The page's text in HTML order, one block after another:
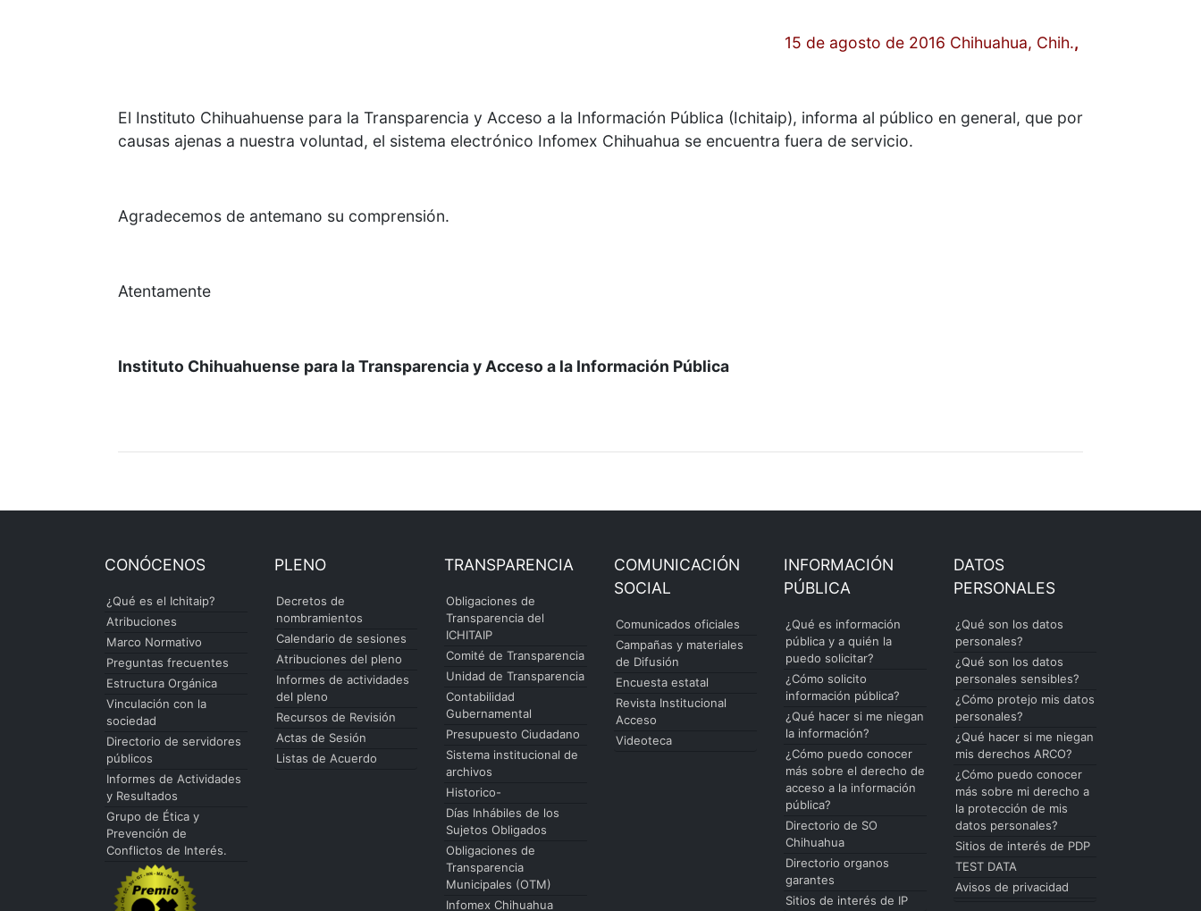
15 de agosto de 2016 Chihuahua, Chih.,
El Instituto Chihuahuense para la Transparencia y Acceso a la Información Pública (Ichitaip), informa al público en general, que por
causas ajenas a nuestra voluntad, el sistema electrónico Infomex Chihuahua se encuentra fuera de servicio.
Agradecemos de antemano su comprensión.
Atentamente
Instituto Chihuahuense para la Transparencia y Acceso a la Información Pública
CONÓCENOS
¿Qué es el Ichitaip?
Atribuciones
Marco Normativo
Preguntas frecuentes
Estructura Orgánica
Vinculación con la
sociedad
Directorio de servidores
públicos
Informes de Actividades
y Resultados
Grupo de Ética y
Prevención de
Conflictos de Interés.
PLENO
Decretos de
nombramientos
Calendario de sesiones
Atribuciones del pleno
Informes de actividades
del pleno
Recursos de Revisión
Actas de Sesión
Listas de Acuerdo
TRANSPARENCIA
Obligaciones de
Transparencia del
ICHITAIP
Comité de Transparencia
Unidad de Transparencia
Contabilidad
Gubernamental
Presupuesto Ciudadano
Sistema institucional de
archivos
Historico-
Días Inhábiles de los
Sujetos Obligados
Obligaciones de
Transparencia
Municipales (OTM)
Infomex Chihuahua
COMUNICACIÓN
SOCIAL
Comunicados oficiales
Campañas y materiales
de Difusión
Encuesta estatal
Revista Institucional
Acceso
Videoteca
INFORMACIÓN
PÚBLICA
¿Qué es información
pública y a quién la
puedo solicitar?
¿Cómo solicito
información pública?
¿Qué hacer si me niegan
la información?
¿Cómo puedo conocer
más sobre el derecho de
acceso a la información
pública?
Directorio de SO
Chihuahua
Directorio organos
garantes
Sitios de interés de IP
DATOS
PERSONALES
¿Qué son los datos
personales?
¿Qué son los datos
personales sensibles?
¿Cómo protejo mis datos
personales?
¿Qué hacer si me niegan
mis derechos ARCO?
¿Cómo puedo conocer
más sobre mi derecho a
la protección de mis
datos personales?
Sitios de interés de PDP
TEST DATA
Avisos de privacidad